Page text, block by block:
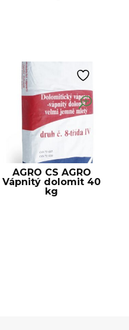
AGRO CS AGRO
Vápnitý dolomit 40
kg